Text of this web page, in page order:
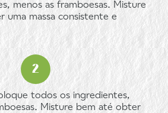
menos as framboesas. Misture
uma massa consistente e
todos os ingredientes,
Misture bem até obter